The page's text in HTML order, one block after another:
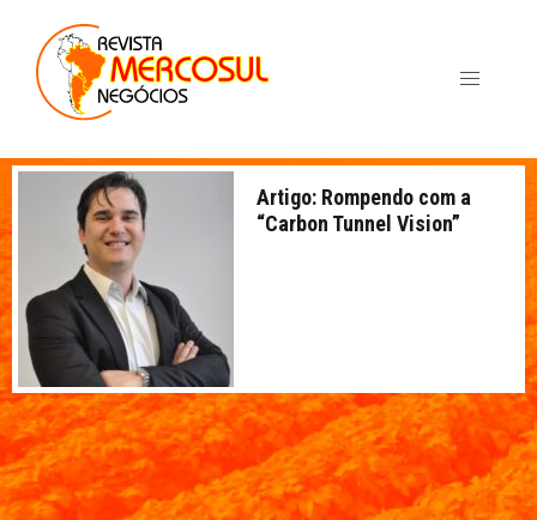
Artigo: Rompendo com a
“Carbon Tunnel Vision”